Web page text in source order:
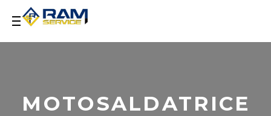
MOTOSALDATRICE